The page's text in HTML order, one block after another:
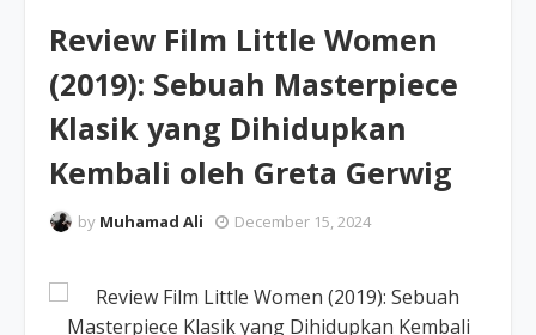
Review Film Little Women
(2019): Sebuah Masterpiece
Klasik yang Dihidupkan
Kembali oleh Greta Gerwig
by Muhamad Ali December 15, 2024